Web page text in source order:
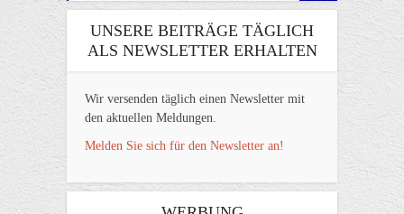
UNSERE BEITRÄGE TÄGLICH
ALS NEWSLETTER ERHALTEN
Wir versenden täglich einen Newsletter mit
den aktuellen Meldungen.
Melden Sie sich für den Newsletter an!